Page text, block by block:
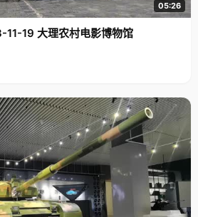
05:26
19 大理农村电影博物馆